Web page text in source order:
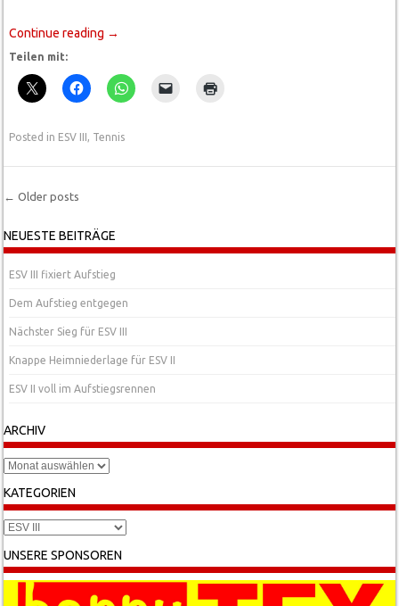
Continue reading →
Teilen mit:
Posted in ESV III , Tennis
Post navigation
← Older posts
NEUESTE BEITRÄGE
ESV III fixiert Aufstieg
Dem Aufstieg entgegen
Nächster Sieg für ESV III
Knappe Heimniederlage für ESV II
ESV II voll im Aufstiegsrennen
ARCHIV
Archiv
KATEGORIEN
Kategorien
UNSERE SPONSOREN